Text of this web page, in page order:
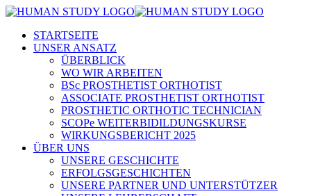
STARTSEITE
UNSER ANSATZ
ÜBERBLICK
WO WIR ARBEITEN
BSc PROSTHETIST ORTHOTIST
ASSOCIATE PROSTHETIST ORTHOTIST
PROSTHETIC ORTHOTIC TECHNICIAN
SCOPe WEITERBIDILDUNGSKURSE
WIRKUNGSBERICHT 2025
ÜBER UNS
UNSERE GESCHICHTE
ERFOLGSGESCHICHTEN
UNSERE PARTNER UND UNTERSTÜTZER